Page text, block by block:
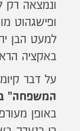
ונמצאה רק
למעט הבן
באקציה
על דבר
המשפחה"
באופן